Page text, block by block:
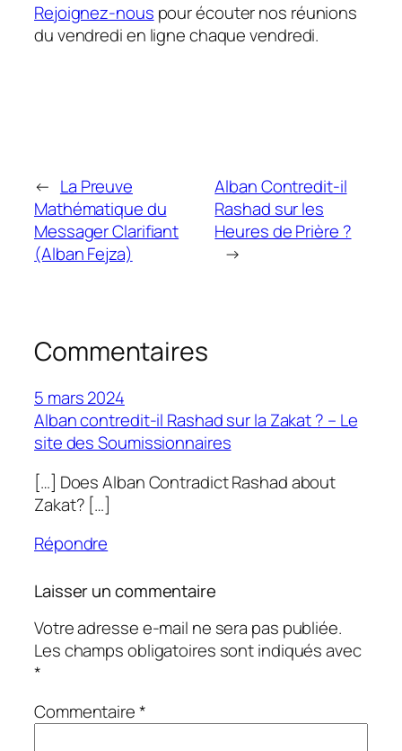
Rejoignez-nous pour écouter nos réunions
du vendredi en ligne chaque vendredi.
← La Preuve
Mathématique du
Messager Clarifiant
(Alban Fejza)
Alban Contredit-il
Rashad sur les
Heures de Prière ?
→
Commentaires
5 mars 2024
Alban contredit-il Rashad sur la Zakat ? – Le
site des Soumissionnaires
[…] Does Alban Contradict Rashad about
Zakat? […]
Répondre
Laisser un commentaire
Votre adresse e-mail ne sera pas publiée.
Les champs obligatoires sont indiqués avec
*
Commentaire*